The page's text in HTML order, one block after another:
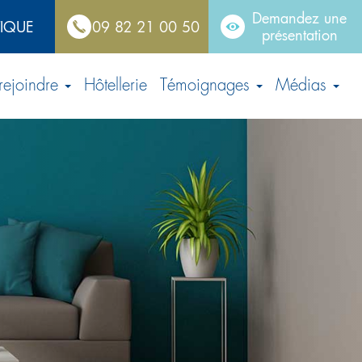
09 82 21 00 50
Demandez une
présentation
Hôtellerie Témoignages Médias